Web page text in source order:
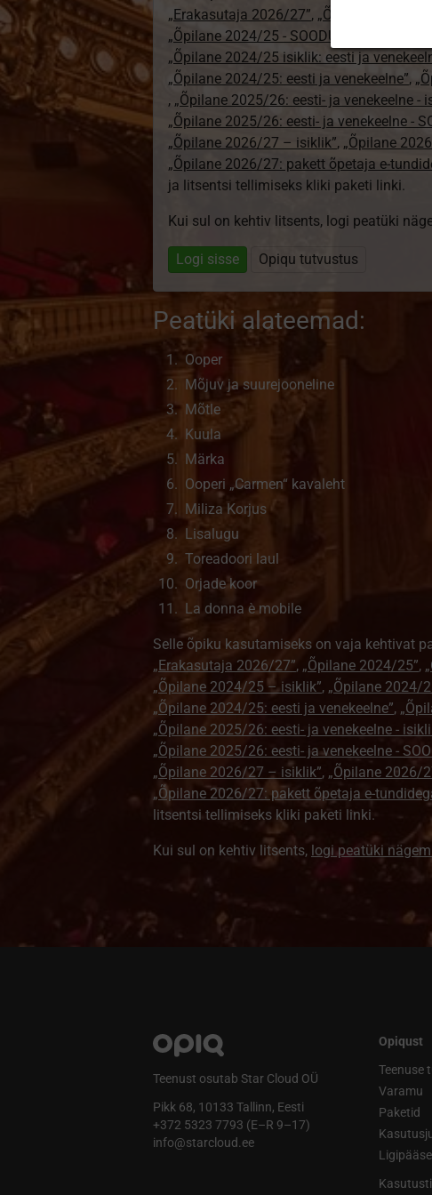
„Erakasutaja 2026/27”, „Õpilane 2024/25”
„Õpilane 2024/25 - SOODUSHIND!”
„Õpilane 2024/25 isiklik: eesti ja
„Õpilane 2024/25: eesti ja venekeelne”,
, „Õpilane 2025/26: eesti- ja venekeelne -
„Õpilane 2025/26: eesti- ja venekeelne -
„Õpilane 2026/27 – isiklik”, „Õpilane
„Õpilane 2026/27: pakett õpetaja e-
ja litsentsi tellimiseks kliki paketi linki.
Kui sul on kehtiv litsents, logi peatüki
Logi sisse Opiqu tutvustus
Peatüki alateemad:
Ooper
Mõjuv ja suurejooneline
Mõtle
Kuula
Märka
Ooperi „Carmen“ kavaleht
Miliza Korjus
Lisalugu
Toreadoori laul
Orjade koor
La donna è mobile
Selle õpiku kasutamiseks on vaja kehtivat
„Erakasutaja 2026/27”, „Õpilane 2024/25”,
„Õpilane 2024/25 – isiklik”, „Õpilane 2024/
„Õpilane 2024/25: eesti ja venekeelne”,
„Õpilane 2025/26: eesti- ja venekeelne -
„Õpilane 2025/26: eesti- ja venekeelne -
„Õpilane 2026/27 – isiklik”, „Õpilane 2026/
„Õpilane 2026/27: pakett õpetaja e-
litsentsi tellimiseks kliki paketi linki.
Kui sul on kehtiv litsents, logi peatüki
Teenust osutab Star Cloud OÜ
Pikk 68, 10133 Tallinn, Eesti
+372 5323 7793 (E–R 9–17)
info@starcloud.ee
Opiqust
Teenuse
Varamu
Paketid